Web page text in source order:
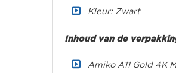
Kleur: Zwart
Inhoud van de
Amiko A11 Gold 4K